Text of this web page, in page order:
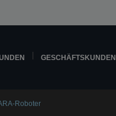
GESCHÄFTSKUNDEN
Roboter